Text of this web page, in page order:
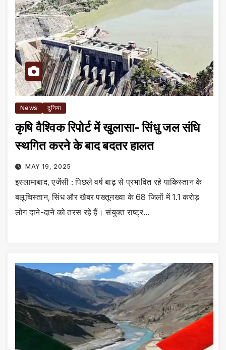
News दुनिया
कृषि वैश्विक रिपोर्ट में खुलासा- सिंधु जल संधि
स्थगित करने के बाद बदतर हालत
MAY 19, 2025
इस्लामाबाद, एजेंसी : पिछले वर्ष बाढ़ से प्रभावित रहे पाकिस्तान के
बलूचिस्तान, सिंध और खैबर पख्तूनख्वा के 68 जिलों में 1.1 करोड़
लोग दाने-दाने को तरस रहे हैं। संयुक्त राष्ट्र…